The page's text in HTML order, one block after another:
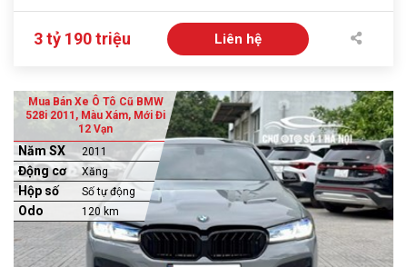
3 tỷ 190 triệu Liên hệ
Mua Bán Xe Ô Tô Cũ BMW
528i 2011, Màu Xám, Mới Đi
12 Vạn
Năm SX 2011
Động cơ Xăng
Hộp số Số tự động
Odo 120 km